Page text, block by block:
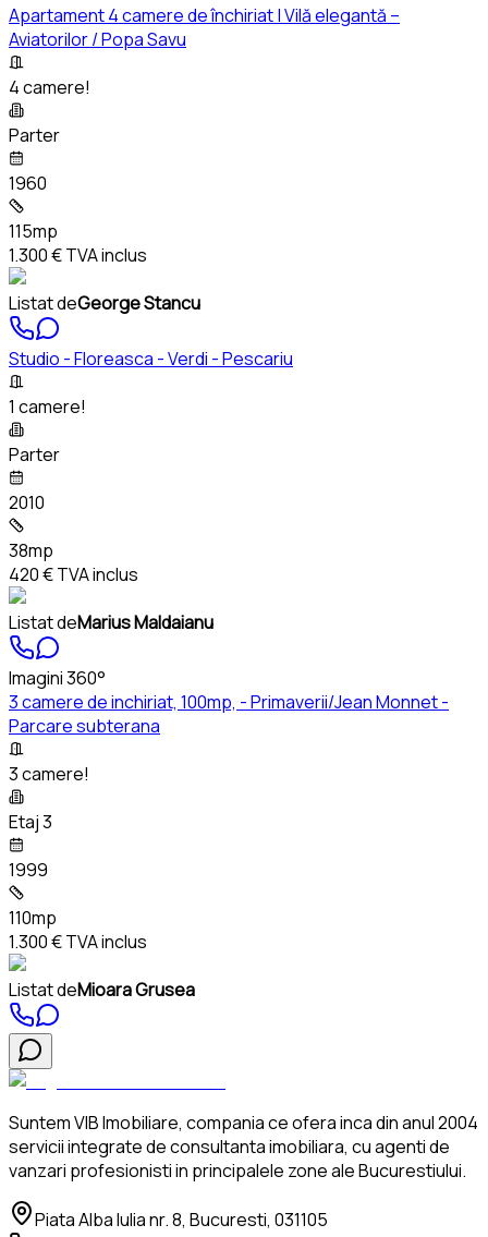
Apartament 4 camere de închiriat | Vilă elegantă –
Aviatorilor / Popa Savu
4 camere!
Parter
1960
115mp
1.300 €TVA inclus
Listat deGeorge Stancu
Studio - Floreasca - Verdi - Pescariu
1 camere!
Parter
2010
38mp
420 €TVA inclus
Listat deMarius Maldaianu
Imagini 360°
3 camere de inchiriat, 100mp, - Primaverii/Jean Monnet -
Parcare subterana
3 camere!
Etaj 3
1999
110mp
1.300 €TVA inclus
Listat deMioara Grusea
Suntem VIB Imobiliare, compania ce ofera inca din anul 2004
servicii integrate de consultanta imobiliara, cu agenti de
vanzari profesionisti in principalele zone ale Bucurestiului.
Piata Alba Iulia nr. 8, Bucuresti, 031105